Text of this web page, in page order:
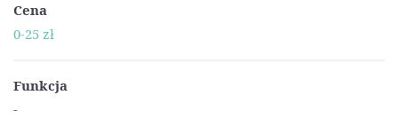
Cena
0-25 zł
Funkcja
-